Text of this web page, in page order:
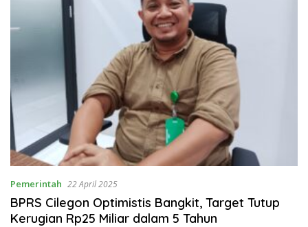
Pemerintah 22 April 2025
BPRS Cilegon Optimistis Bangkit, Target Tutup
Kerugian Rp25 Miliar dalam 5 Tahun